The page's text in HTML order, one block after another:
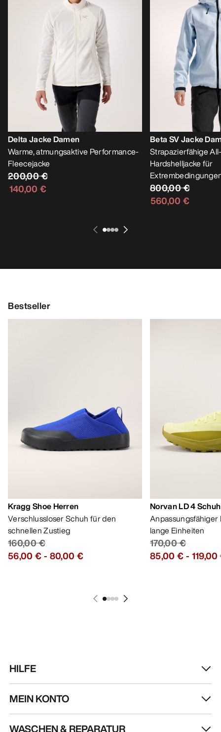
Delta Jacke Damen
Warme, atmungsaktive Performance-
Fleecejacke
200,00 €
140,00 €
Beta SV Jacke
Strapazierfähige
Hardshelljacke für
800,00 €
560,00 €
Bestseller
Kragg Shoe Herren
Verschlussloser Schuh für den
schnellen Zustieg
160,00 €
56,00 €- 80,00 €
Norvan LD 4
lange Einheiten
170,00 €
85,00 €-
HILFE
MEIN KONTO
WASCHEN & REPARATUR